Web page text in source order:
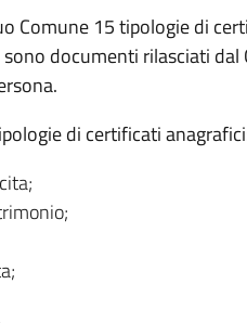
Comune 15 tipologie di
documenti rilasciati
di certificati